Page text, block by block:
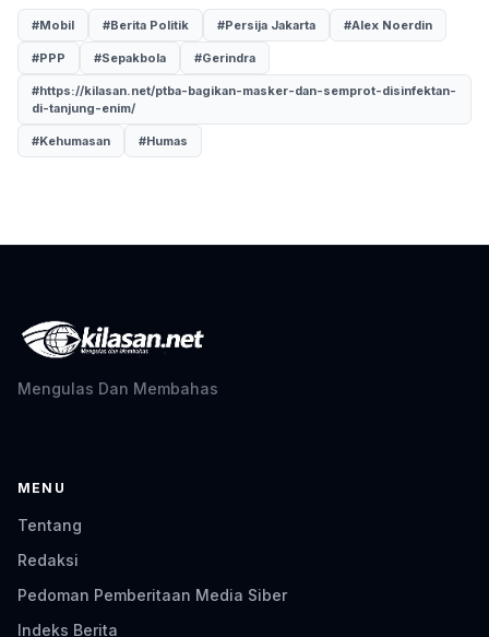
#Mobil #Berita Politik #Persija Jakarta #Alex Noerdin
#PPP #Sepakbola #Gerindra
#https://kilasan.net/ptba-bagikan-masker-dan-semprot-disinfektan-
di-tanjung-enim/
#Kehumasan #Humas
Mengulas Dan Membahas
MENU
Tentang
Redaksi
Pedoman Pemberitaan Media Siber
Indeks Berita